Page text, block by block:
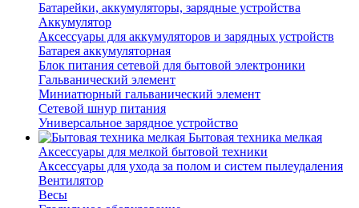
Батарейки, аккумуляторы, зарядные устройства
Аккумулятор
Аксессуары для аккумуляторов и зарядных устройств
Батарея аккумуляторная
Блок питания сетевой для бытовой электроники
Гальванический элемент
Миниатюрный гальванический элемент
Сетевой шнур питания
Универсальное зарядное устройство
Бытовая техника мелкая
Аксессуары для мелкой бытовой техники
Аксессуары для ухода за полом и систем пылеудаления
Вентилятор
Весы